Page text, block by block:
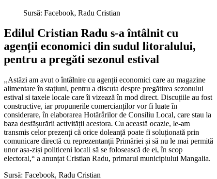
Sursă: Facebook, Radu Cristian
Edilul Cristian Radu s-a întâlnit cu
agenții economici din sudul litoralului,
pentru a pregăti sezonul estival
,,Astăzi am avut o întâlnire cu agenții economici care au magazine
alimentare în stațiuni, pentru a discuta despre pregătirea sezonului
estival si taxele locale care îi vizează în mod direct. Discuțiile au fost
constructive, iar propunerile comercianților vor fi luate în
considerare, în elaborarea Hotărârilor de Consiliu Local, care stau la
baza desfășurării activității acestora. Cu această ocazie, le-am
transmis celor prezenți că orice doleanță poate fi soluționată prin
comunicare directă cu reprezentanții Primăriei și să nu le mai permită
unor așa-ziși politiceni locali să se folosească de ei, în scop
electoral,“ a anunțat Cristian Radu, primarul municipiului Mangalia.
Sursă: Facebook, Radu Cristian